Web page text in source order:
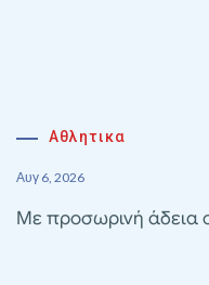
Αθλητικα
Αυγ 6, 2026
Με προσωρινή άδεια